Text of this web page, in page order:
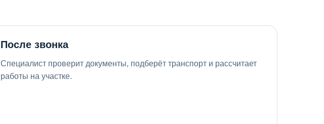
После звонка
Специалист проверит документы, подберёт транспорт и рассчитает
работы на участке.